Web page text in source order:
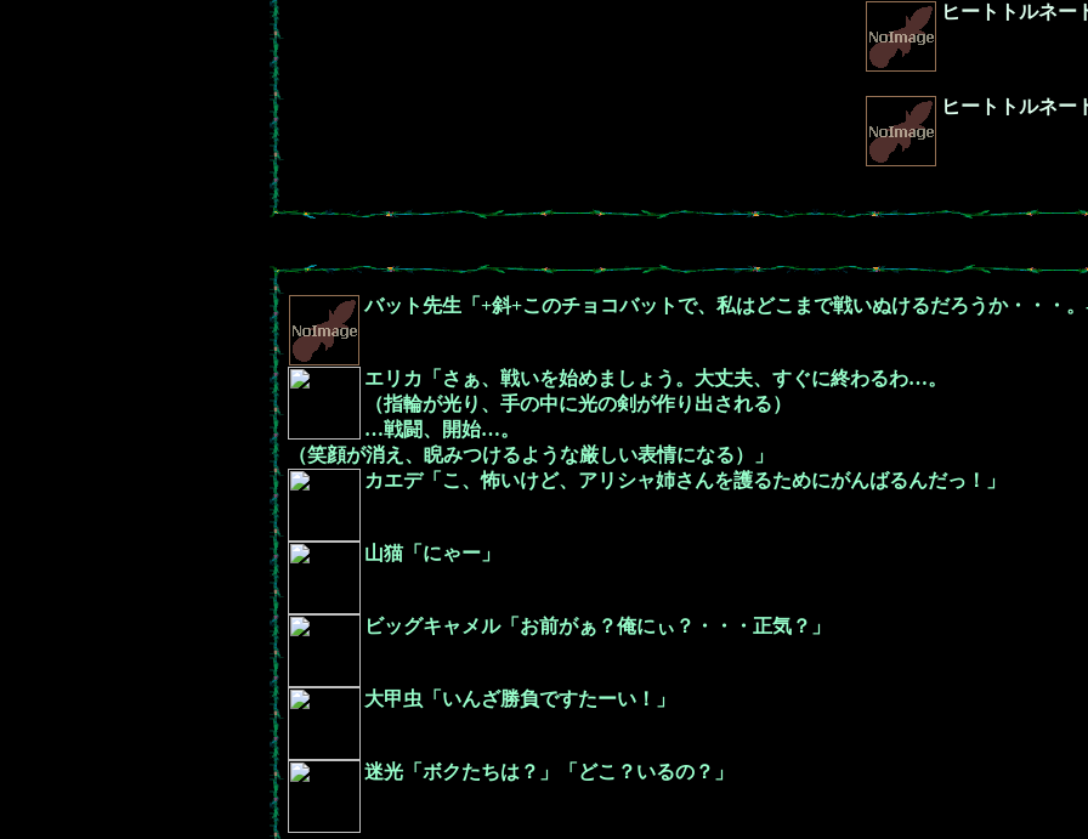
ヒートトルネー
ヒートトルネー
バット先生「+斜+このチョコバットで、私はどこまで戦いぬけるだろうか・・・
エリカ「さぁ、戦いを始めましょう。大丈夫、すぐに終わるわ…。
（指輪が光り、手の中に光の剣が作り出される）
…戦闘、開始…。
（笑顔が消え、睨みつけるような厳しい表情になる）」
カエデ「こ、怖いけど、アリシャ姉さんを護るためにがんばるんだっ！」
山猫「にゃー」
ビッグキャメル「お前がぁ？俺にぃ？・・・正気？」
大甲虫「いんざ勝負ですたーい！」
迷光「ボクたちは？」「どこ？いるの？」